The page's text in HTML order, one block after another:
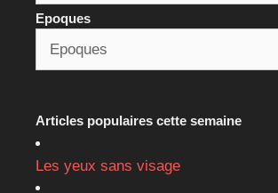
Epoques
Articles populaires cette semaine
Les yeux sans visage